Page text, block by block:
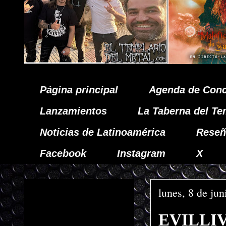
Página principal
Agenda de
Lanzamientos
La Taberna del
Noticias de Latinoamérica
Facebook
Instagram X
lunes, 8 de